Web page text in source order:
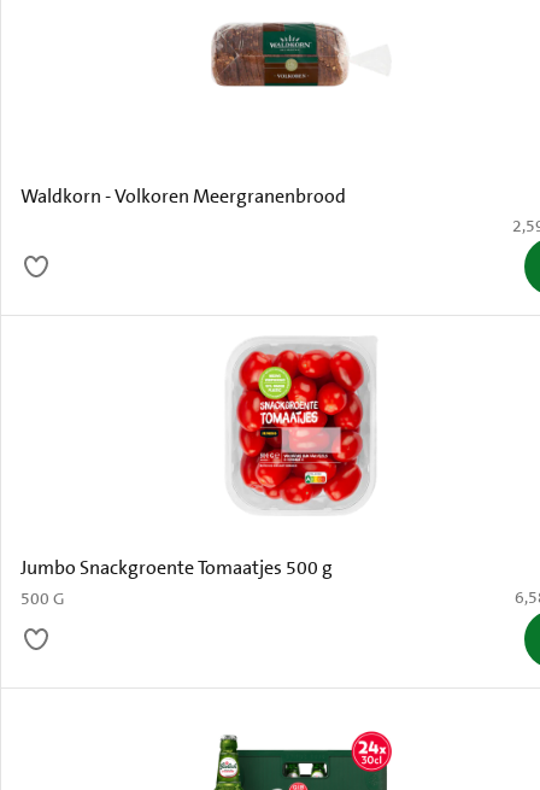
Waldkorn - Volkoren Meergranenbrood
€
Jumbo Snackgroente Tomaatjes 500 g
500 G €